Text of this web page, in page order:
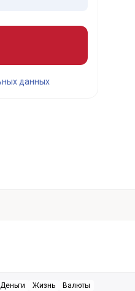
данных
Деньги Жизнь Валюты